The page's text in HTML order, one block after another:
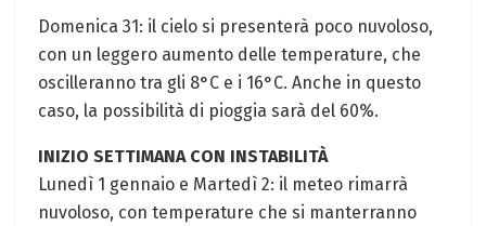
Domenica ⁤31: il⁤ cielo si presenterà poco nuvoloso,
⁤con un leggero aumento delle temperature, che
oscilleranno tra gli 8°C e ‍i 16°C. Anche in questo⁣
caso, la​ possibilità di pioggia sarà del 60%.
INIZIO SETTIMANA CON INSTABILITÀ
Lunedì 1 gennaio​ e Martedì 2: ⁣il meteo rimarrà⁤
nuvoloso, con temperature che‌ si ​manterranno